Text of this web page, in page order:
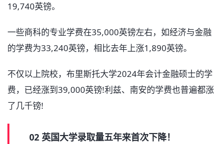
19,740英镑。
一些商科的专业学费在35,000英镑左右，如经济与金融
的学费为33,240英镑，相比去年上涨1,890英镑。
不仅以上院校，布里斯托大学2024年会计金融硕士的学
费，已经涨到39,000英镑!利兹、南安的学费也普遍都涨
了几千镑!
02 英国大学录取量五年来首次下降！